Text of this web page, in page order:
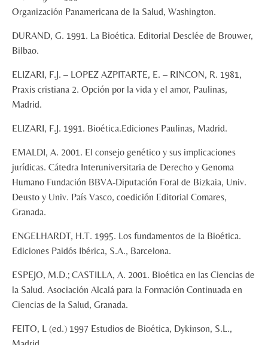
Organización Panamericana de la Salud, Washington.
DURAND, G. 1991. La Bioética. Editorial Desclée de Brouwer,
Bilbao.
ELIZARI, F.J. – LOPEZ AZPITARTE, E. – RINCON, R. 1981,
Praxis cristiana 2. Opción por la vida y el amor, Paulinas,
Madrid.
ELIZARI, F.J. 1991. Bioética.Ediciones Paulinas, Madrid.
EMALDI, A. 2001. El consejo genético y sus implicaciones
jurídicas. Cátedra Interuniversitaria de Derecho y Genoma
Humano Fundación BBVA-Diputación Foral de Bizkaia, Univ.
Deusto y Univ. País Vasco, coedición Editorial Comares,
Granada.
ENGELHARDT, H.T. 1995. Los fundamentos de la Bioética.
Ediciones Paidós Ibérica, S.A., Barcelona.
ESPEJO, M.D.; CASTILLA, A. 2001. Bioética en las Ciencias de
la Salud. Asociación Alcalá para la Formación Continuada en
Ciencias de la Salud, Granada.
FEITO, L (ed.) 1997 Estudios de Bioética, Dykinson, S.L.,